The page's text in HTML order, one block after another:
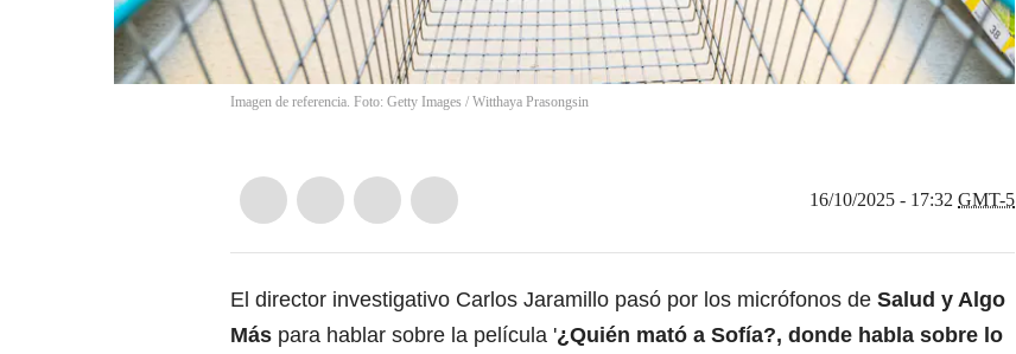
Imagen de referencia. Foto: Getty Images / Witthaya Prasongsin
16/10/2025 - 17:32 GMT-5
El director investigativo Carlos Jaramillo pasó por los micrófonos de Salud y Algo
Más para hablar sobre la película '¿Quién mató a Sofía?, donde habla sobre lo